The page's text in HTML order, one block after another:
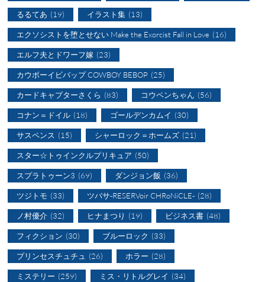
るるてあ (19) イラスト集 (13)
エクソシストを堕とせない Make the Exorcist Fall in Love (16)
エルフ夫とドワーフ嫁 (23)
カウボーイビバップ COWBOY BEBOP (25)
カードキャプターさくら (83) コウペンちゃん (56)
コナン＝ドイル (18) ゴールデンカムイ (30)
サスペンス (15) シャーロック＝ホームズ (21)
スター☆トゥインクルプリキュア (50)
スプラトゥーン3 (69) ダンジョン飯 (36)
ツジトモ (33) ツバサ-RESERVoir CHRoNiCLE- (28)
ノ村優介 (32) ヒナまつり (19) ビジネス書 (48)
フィクション (30) ブルーロック (33)
プリンセスチュチュ (26) ホラー (28)
ミステリー (259) ミス・リトルグレイ (34)